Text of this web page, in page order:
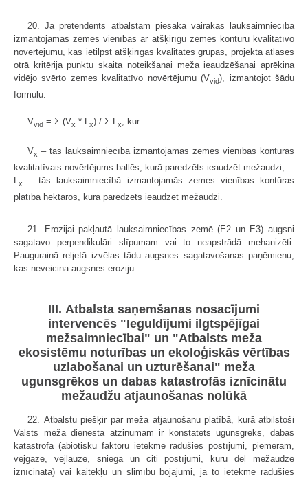
20. Ja pretendents atbalstam piesaka vairākas lauksaimniecībā
izmantojamās zemes vienības ar atšķirīgu zemes kontūru kvalitatīvo
novērtējumu, kas ietilpst atšķirīgās kvalitātes grupās, projekta atlases
otrā kritērija punktu skaita noteikšanai meža ieaudzēšanai aprēķina
vidējo svērto zemes kvalitatīvo novērtējumu (Vvid), izmantojot šādu
formulu:
Vvid = Σ (Vx * L x) / Σ L x , kur
Vx – tās lauksaimniecībā izmantojamās zemes vienības kontūras
kvalitatīvais novērtējums ballēs, kurā paredzēts ieaudzēt mežaudzi;
Lx
– tās lauksaimniecībā izmantojamās zemes vienības kontūras
platība hektāros, kurā paredzēts ieaudzēt mežaudzi.
21. Erozijai pakļautā lauksaimniecības zemē (E2 un E3) augsni
sagatavo perpendikulāri slīpumam vai to neapstrādā mehanizēti.
Paugurainā reljefā izvēlas tādu augsnes sagatavošanas paņēmienu,
kas neveicina augsnes eroziju.
III. Atbalsta saņemšanas nosacījumi
intervencēs "Ieguldījumi ilgtspējīgai
mežsaimniecībai" un "Atbalsts meža
ekosistēmu noturības un ekoloģiskās vērtības
uzlabošanai un uzturēšanai" meža
ugunsgrēkos un dabas katastrofās iznīcinātu
mežaudžu atjaunošanas nolūkā
22. Atbalstu piešķir par meža atjaunošanu platībā, kurā atbilstoši
Valsts meža dienesta atzinumam ir konstatēts ugunsgrēks, dabas
katastrofa (abiotisku faktoru ietekmē radušies postījumi, piemēram,
vējgāze, vējlauze, sniega un citi postījumi, kuru dēļ mežaudze
iznīcināta) vai kaitēkļu un slimību bojājumi, ja to ietekmē radušies